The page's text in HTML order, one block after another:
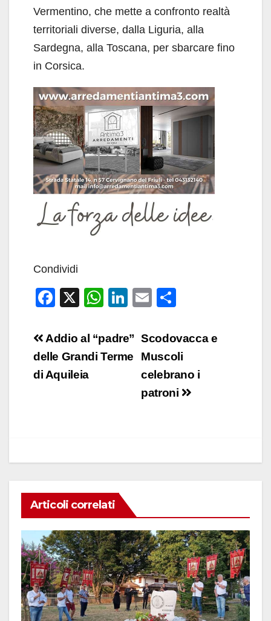
Vermentino, che mette a confronto realtà
territoriali diverse, dalla Liguria, alla
Sardegna, alla Toscana, per sbarcare fino
in Corsica.
Condividi
F
c
e
b
X
W
at
s
Li
k
e
dI
E
ail n
di
vi
di
Navigazione
articoli
Scodovacca e
Muscoli
celebrano i
patroni
Addio al “padre”
delle Grandi Terme
di Aquileia
Articoli correlati